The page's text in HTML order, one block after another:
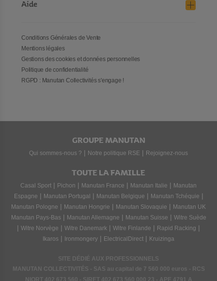
Aide
Conditions Générales de Vente
Mentions légales
Gestions des cookies et données personnelles
Politique de confidentialité
RGPD : Manutan Collectivités s'engage !
GROUPE MANUTAN
Qui sommes-nous ? | Notre politique RSE | Rejoignez-nous
TOUTE LA FAMILLE
Casal Sport | Pichon | Manutan France | Manutan Italie | Manutan
Espagne | Manutan Portugal | Manutan Belgique | Manutan Tchéquie |
Manutan Pologne | Manutan Hongrie | Manutan Slovaquie | Manutan UK
Manutan Pays-Bas | Manutan Allemagne | Manutan Suisse | Witre Suède
| Witre Norvège | Witre Danemark | Witre Finlande | Rapid Racking |
Ikaros | Ironmongery | ElectricalDirect | Kruizinga
SITE DÉDIÉ AUX PROFESSIONNELS
MANUTAN COLLECTIVITÉS - SAS au capital de 7 560 000 euros - RCS
NIORT 402 673 560 - SIRET 402 673 560 000 23 - APE 4791 A